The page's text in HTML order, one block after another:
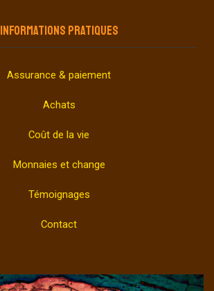
INFORMATIONS PRATIQUES
Assurance & paiement
Achats
Coût de la vie
Monnaies et change
Témoignages
Contact